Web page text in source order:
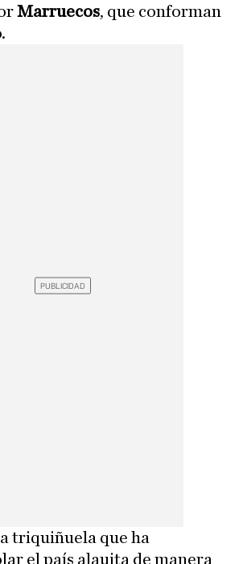
Marruecos, que conforman
triquiñuela que ha
el país alauita de manera